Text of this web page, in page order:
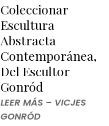
Coleccionar
Escultura
Abstracta
Contemporánea,
Del Escultor
Gonród
LEER MÁS – VICJES
GONRÓD